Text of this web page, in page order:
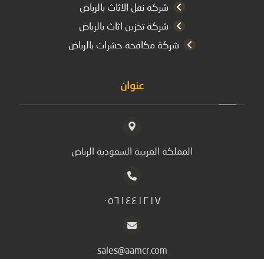
شركة نقل الاثاث بالرياض
شركة تخزين اثاث بالرياض
شركة مكافحة حشرات بالرياض
عنوان
المملكة العربية السعودية الرياض
٠٥٦١٤٤١٢١٧
sales@aamcr.com